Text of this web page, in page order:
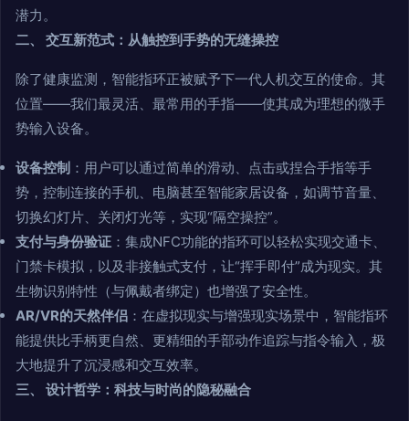
潜力。
二、 交互新范式：从触控到手势的无缝操控
除了健康监测，智能指环正被赋予下一代人机交互的使命。其
位置——我们最灵活、最常用的手指——使其成为理想的微手
势输入设备。
设备控制 ：用户可以通过简单的滑动、点击或捏合手指等手
势，控制连接的手机、电脑甚至智能家居设备，如调节音量、
切换幻灯片、关闭灯光等，实现“隔空操控”。
支付与身份验证 ：集成NFC功能的指环可以轻松实现交通卡、
门禁卡模拟，以及非接触式支付，让“挥手即付”成为现实。其
生物识别特性（与佩戴者绑定）也增强了安全性。
AR/VR的天然伴侣 ：在虚拟现实与增强现实场景中，智能指环
能提供比手柄更自然、更精细的手部动作追踪与指令输入，极
大地提升了沉浸感和交互效率。
三、 设计哲学：科技与时尚的隐秘融合